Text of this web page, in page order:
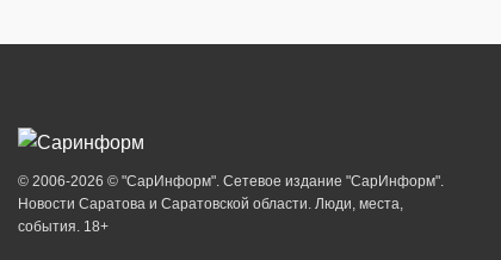
© 2006-2026 © "СарИнформ". Сетевое издание "СарИнформ".
Новости Саратова и Саратовской области. Люди, места,
события. 18+